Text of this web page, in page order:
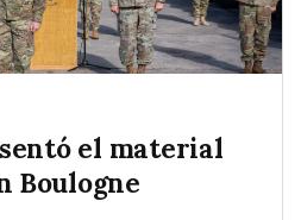
el material
Boulogne